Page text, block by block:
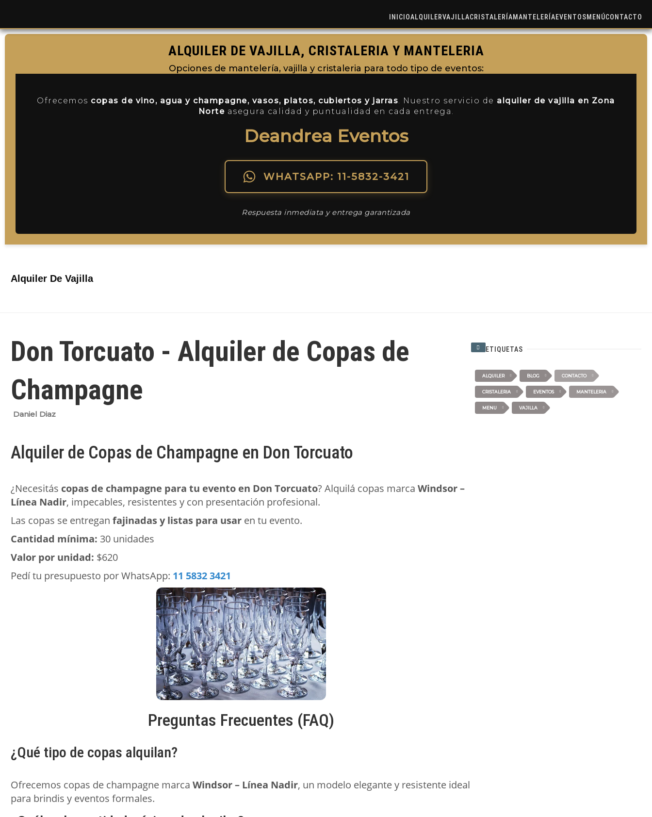
INICIOALQUILERVAJILLACRISTALERÍAMANTELERÍAEVENTOSMENÚCONTACTO
ALQUILER DE VAJILLA, CRISTALERIA Y MANTELERIA
Opciones de mantelería, vajilla y cristaleria para todo tipo de eventos:
Ofrecemos copas de vino, agua y champagne, vasos, platos, cubiertos y jarras. Nuestro servicio de alquiler de vajilla en Zona
Norte asegura calidad y puntualidad en cada entrega.
Deandrea Eventos
WHATSAPP: 11-5832-3421
Respuesta inmediata y entrega garantizada
Alquiler De Vajilla
Don Torcuato - Alquiler de Copas de
Champagne
Daniel Diaz
Alquiler de Copas de Champagne en Don Torcuato
¿Necesitás copas de champagne para tu evento en Don Torcuato? Alquilá copas marca Windsor –
Línea Nadir, impecables, resistentes y con presentación profesional.
Las copas se entregan fajinadas y listas para usar en tu evento.
Cantidad mínima: 30 unidades
Valor por unidad: $620
Pedí tu presupuesto por WhatsApp: 11 5832 3421
Preguntas Frecuentes (FAQ)
¿Qué tipo de copas alquilan?
Ofrecemos copas de champagne marca Windsor – Línea Nadir, un modelo elegante y resistente ideal
para brindis y eventos formales.
ETIQUETAS
ALQUILER BLOG CONTACTO
CRISTALERIA EVENTOS MANTELERIA
MENU VAJILLA